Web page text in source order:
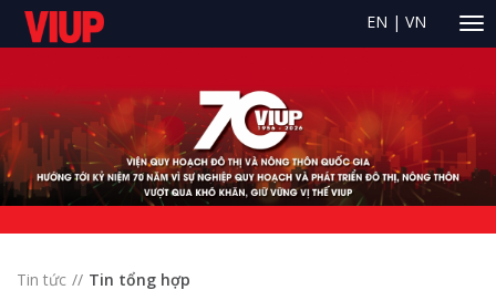
EN | VN
Tin tức Tin tổng hợp